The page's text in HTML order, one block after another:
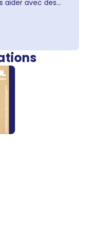
aider avec des...